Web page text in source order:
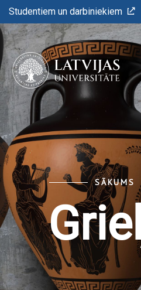
Studentiem un darbiniekiem
SĀKUMS